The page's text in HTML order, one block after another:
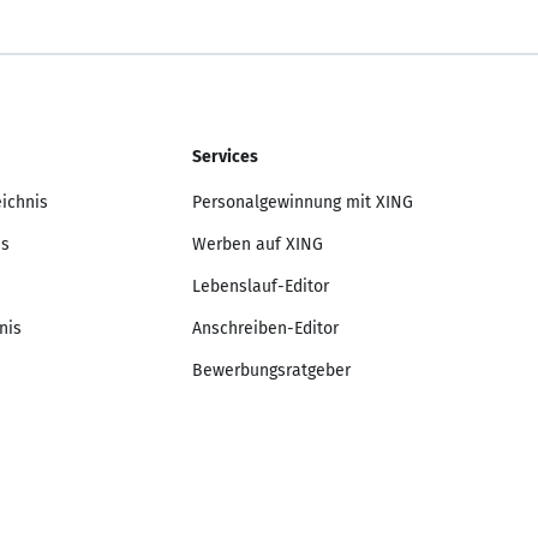
Services
Personalgewinnung mit XING
Werben auf XING
Lebenslauf-Editor
Anschreiben-Editor
Bewerbungsratgeber